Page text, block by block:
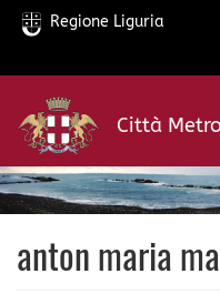
Salta
contenuto
principale
Regione Liguria
Città
anton maria